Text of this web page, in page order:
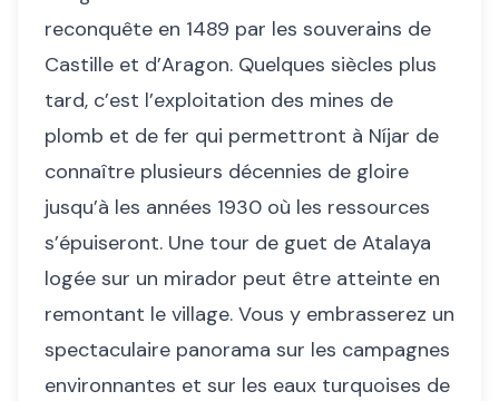
reconquête en 1489 par les souverains de
Castille et d’Aragon. Quelques siècles plus
tard, c’est l’exploitation des mines de
plomb et de fer qui permettront à Níjar de
connaître plusieurs décennies de gloire
jusqu’à les années 1930 où les ressources
s’épuiseront. Une tour de guet de Atalaya
logée sur un mirador peut être atteinte en
remontant le village. Vous y embrasserez un
spectaculaire panorama sur les campagnes
environnantes et sur les eaux turquoises de